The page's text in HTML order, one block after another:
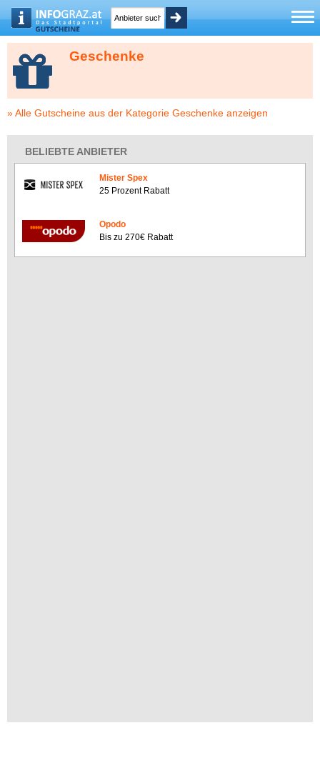
Geschenke
» Alle Gutscheine aus der Kategorie Geschenke anzeigen
BELIEBTE ANBIETER
Mister Spex
25 Prozent Rabatt
Opodo
Bis zu 270€ Rabatt